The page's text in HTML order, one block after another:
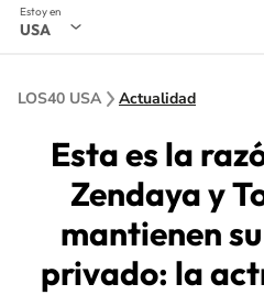
USA
LOS40 USA Actualidad
Esta es la
Zendaya y
mantienen
privado: la